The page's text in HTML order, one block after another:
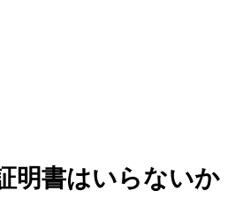
明書はいらないか